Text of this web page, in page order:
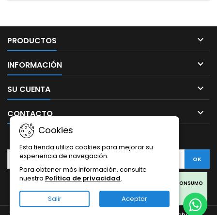
PRODUCTOS 
INFORMACIÓN 
SU CUENTA 
CONTACTO 
Cookies
Esta tienda utiliza cookies para mejorar su
experiencia de navegación.
Para obtener más información, consulte
nuestra Política de privacidad.
Salir Aceptar
Facebook
Twitter
Rss LinkedIn
LOS PRODUCTOS SON SOLO PARA COLECCIONISMO Y NO PARA CONSUMO
LOS PRODUCTOS DE CBD OFERTADOS EN ESTA WEB PROVIENEN DEL